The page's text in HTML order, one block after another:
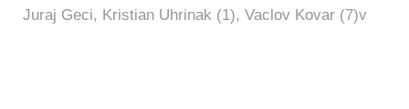
Juraj Geci, Kristian Uhrinak (1), Vaclov Kovar (7)v